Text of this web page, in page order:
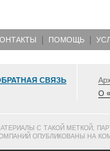
ПОМОЩЬ
СВЯЗЬ
О
С ТАКОЙ МЕТКОЙ,
ОПУБЛИКОВАНЫ НА